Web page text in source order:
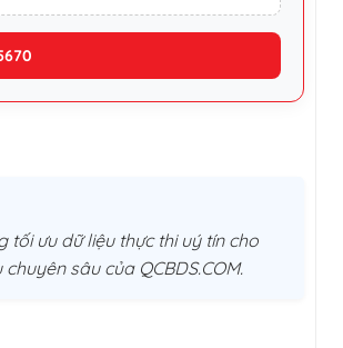
ưu dữ liệu thực thi uý tín cho
sâu của QCBDS.COM.